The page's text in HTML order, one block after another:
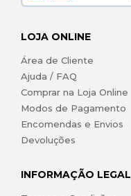
LOJA ONLINE
Área de Cliente
Ajuda / FAQ
Comprar na Loja Online
Modos de Pagamento
Encomendas e Envios
Devoluções
INFORMAÇÃO LEGAL